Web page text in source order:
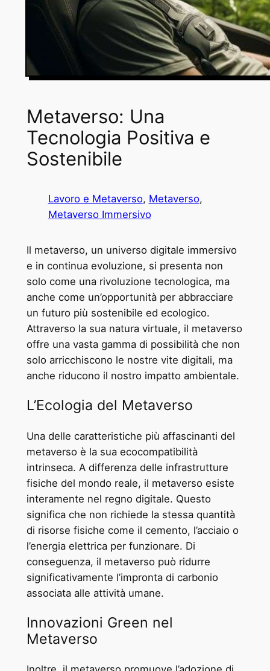
Metaverso: Una
Tecnologia Positiva e
Sostenibile
Lavoro e Metaverso, Metaverso
Metaverso Immersivo
Il metaverso, un universo digitale immersivo
e in continua evoluzione, si presenta non
solo come una rivoluzione tecnologica, ma
anche come un’opportunità per abbracciare
un futuro più sostenibile ed ecologico.
Attraverso la sua natura virtuale, il metaverso
offre una vasta gamma di possibilità che non
solo arricchiscono le nostre vite digitali, ma
anche riducono il nostro impatto ambientale.
L’Ecologia del Metaverso
Una delle caratteristiche più affascinanti del
metaverso è la sua ecocompatibilità
intrinseca. A differenza delle infrastrutture
fisiche del mondo reale, il metaverso esiste
interamente nel regno digitale. Questo
significa che non richiede la stessa quantità
di risorse fisiche come il cemento, l’acciaio o
l’energia elettrica per funzionare. Di
conseguenza, il metaverso può ridurre
significativamente l’impronta di carbonio
associata alle attività umane.
Innovazioni Green nel
Metaverso